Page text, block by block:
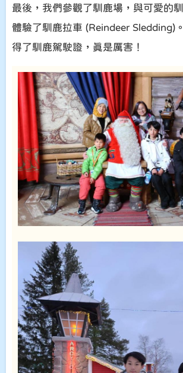
最後，我們參觀了馴鹿場，與可愛的
體驗了馴鹿拉車 (Reindeer Sledding)
得了馴鹿駕駛證，真是厲害！